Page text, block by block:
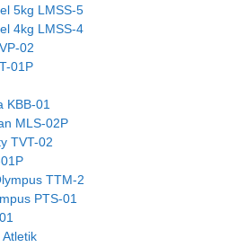
5kg LMSS-5
4kg LMSS-4
02
01P
KBB-01
MLS-02P
TVT-02
TTM-2
PTS-01